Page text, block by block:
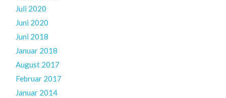
Juli 2020
Juni 2020
Juni 2018
Januar 2018
August 2017
Februar 2017
Januar 2014